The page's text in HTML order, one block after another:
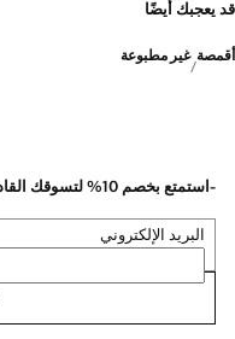
قد يعجبك أيضًا
أقمصة غير مطبوعة
-استمتع بخصم 10% لتسوقك القادم عند اشتراكك في نشرتنا الاخبارية
البريد الإلكتروني